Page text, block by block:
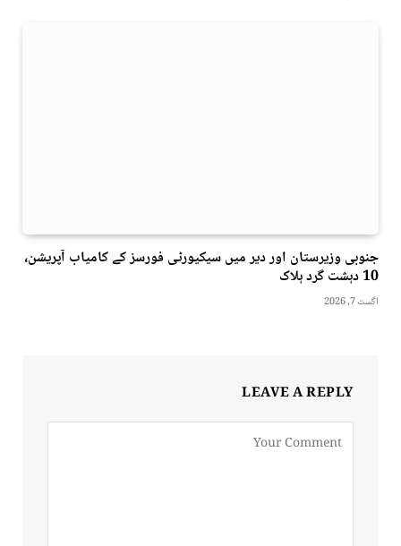
جنوبی وزیرستان اور دیر میں سیکیورٹی فورسز کے کامیاب آپریشن،
10 دہشت گرد ہلاک
اگست 7, 2026
LEAVE A REPLY